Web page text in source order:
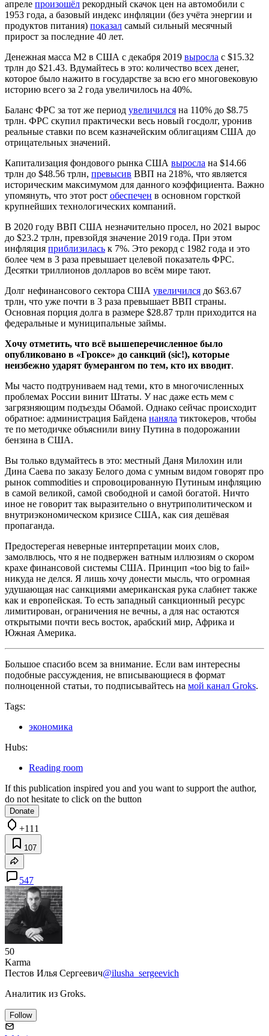
апреле произошёл рекордный скачок цен на автомобили с
1953 года, а базовый индекс инфляции (без учёта энергии и
продуктов питания) показал самый сильный месячный
прирост за последние 40 лет.
Денежная масса M2 в США с декабря 2019 выросла с $15.32
трлн до $21.43. Вдумайтесь в это: количество всех денег,
которое было нажито в государстве за всю его многовековую
историю всего за 2 года увеличилось на 40%.
Баланс ФРС за тот же период увеличился на 110% до $8.75
трлн. ФРС скупил практически весь новый госдолг, уронив
реальные ставки по всем казначейским облигациям США до
отрицательных значений.
Капитализация фондового рынка США выросла на $14.66
трлн до $48.56 трлн, превысив ВВП на 218%, что является
иcторическим максимумом для данного коэффициента. Важно
упомянуть, что этот рост обеспечен в основном горсткой
крупнейших технологических компаний.
В 2020 году ВВП США незначительно просел, но 2021 вырос
до $23.2 трлн, превзойдя значение 2019 года. При этом
инфляция приблизилась к 7%. Это рекорд с 1982 года и это
более чем в 3 раза превышает целевой показатель ФРС.
Десятки триллионов долларов во всём мире тают.
Долг нефинансового сектора США увеличился до $63.67
трлн, что уже почти в 3 раза превышает ВВП страны.
Основная порция долга в размере $28.87 трлн приходится на
федеральные и муниципальные займы.
Хочу отметить, что всё вышеперечисленное было
опубликовано в «Гроксе» до санкций (sic!), которые
неизбежно ударят бумерангом по тем, кто их вводит.
Мы часто подтруниваем над теми, кто в многочисленных
проблемах России винит Штаты. У нас даже есть мем с
загрязняющим подъезды Обамой. Однако сейчас происходит
обратное: администрация Байдена наняла тиктокеров, чтобы
те по методичке объяснили вину Путина в подорожании
бензина в США.
Вы только вдумайтесь в это: местный Даня Милохин или
Дина Саева по заказу Белого дома с умным видом говорят про
рынок commodities и спровоцированную Путиным инфляцию
в самой великой, самой свободной и самой богатой. Ничто
иное не говорит так выразительно о внутриполитическом и
внутриэкономическом кризисе США, как сия дешёвая
пропаганда.
Предостерегая неверные интерпретации моих слов,
замолвлюсь, что я не подвержен ватным иллюзиям о скором
крахе финансовой системы США. Принцип «too big to fail»
никуда не делся. Я лишь хочу донести мысль, что огромная
удушающая нас санкциями американская рука слабнет также
как и европейская. То есть западный санкционный ресурс
лимитирован, ограничения не вечны, а для нас остаются
открытыми почти весь восток, арабский мир, Африка и
Южная Америка.
Большое спасибо всем за внимание. Если вам интересны
подобные рассуждения, не вписывающиеся в формат
полноценной статьи, то подписывайтесь на мой канал Groks.
Tags:
экономика
Hubs:
Reading room
If this publication inspired you and you want to support the author,
do not hesitate to click on the button
Donate
+111
107
547
50
Karma
Пестов Илья Сергеевич@ilusha_sergeevich
Аналитик из Groks.
Follow